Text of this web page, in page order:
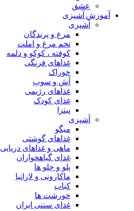
عشق
آموزش آشپزی
آشپزی
مرغ و پرندگان
تخم مرغ و املت
کوفته ، کوکو و دلمه
غذاهای فرنگی
خوراک
آش و سوپ
غذاهای رژیمی
غذای کودک
پیتزا
آشپزی
میگو
غذاهای گوشتی
ماهی و غذاهای دریایی
غذای گیاهخواران
پلو و چلو ها
ماکارونی و لازانیا
کباب
خورشت ها
غذای سنتی ایران